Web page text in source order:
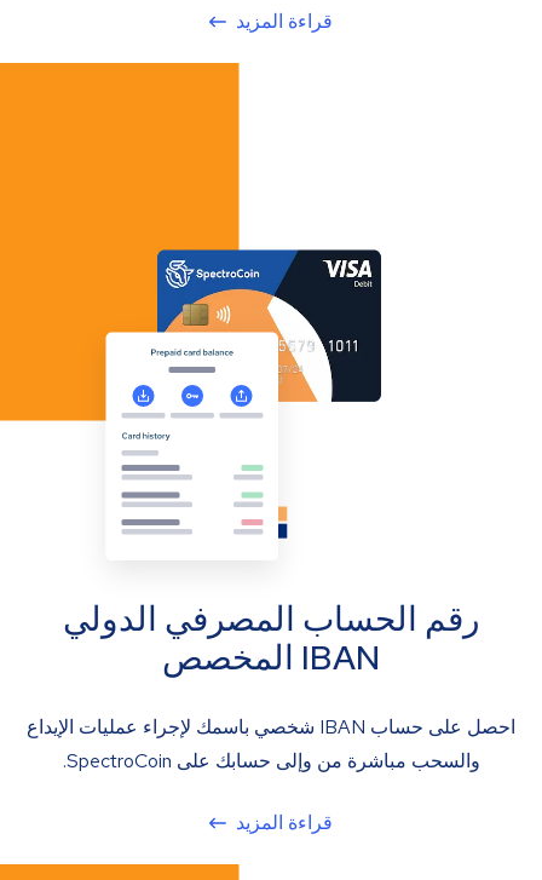
قراءة المزيد
رقم الحساب المصرفي الدولي
IBAN المخصص
احصل على حساب IBAN شخصي باسمك لإجراء عمليات الإيداع
والسحب مباشرة من وإلى حسابك على SpectroCoin.
قراءة المزيد